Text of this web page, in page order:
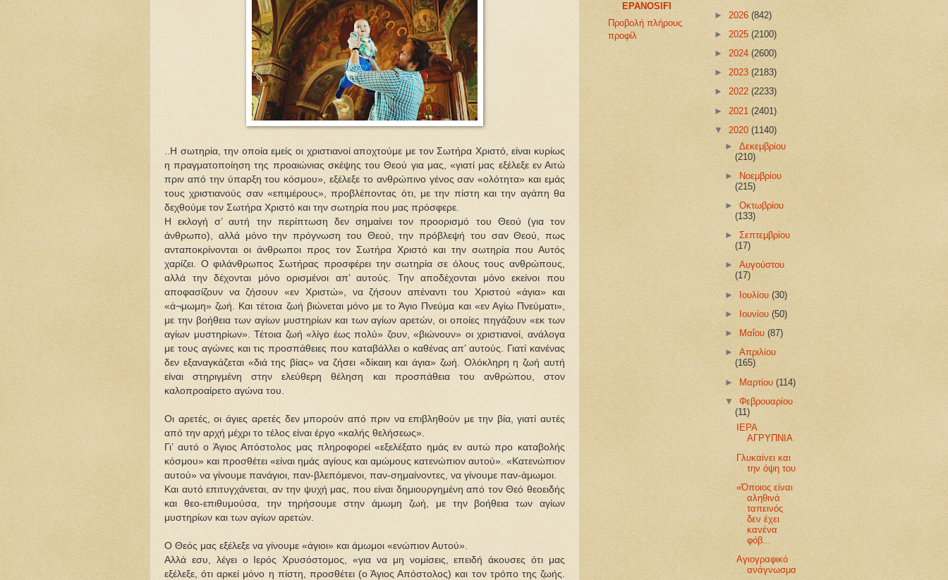
..Η σωτηρία, την οποία εμείς οι χριστιανοί αποχτούμε με τον Σωτήρα Χριστό, είναι κυρίως
η πραγματοποίηση της προαιώνιας σκέψης του Θεού για μας, «γιατί μας εξέλεξε εν Αιτώ
πριν από την ύπαρξη του κόσμου», εξέλεξε το ανθρώπινο γένος σαν «ολότητα» και εμάς
τους χριστιανούς σαν «επιμέρους», προβλέποντας ότι, με την πίστη και την αγάπη θα
δεχθούμε τον Σωτήρα Χριστό και την σωτηρία που μας πρόσφερε.
Η εκλογή σ’ αυτή την περίπτωση δεν σημαίνει τον προορισμό του Θεού (για τον
άνθρωπο), αλλά μόνο την πρόγνωση του Θεού, την πρόβλεψή του σαν Θεού, πως
ανταποκρίνονται οι άνθρωποι προς τον Σωτήρα Χριστό και την σωτηρία που Αυτός
χαρίζει. Ο φιλάνθρωπος Σωτήρας προσφέρει την σωτηρία σε όλους τους ανθρώπους,
αλλά την δέχονται μόνο ορισμένοι απ’ αυτούς. Την αποδέχονται μόνο εκείνοι που
αποφασίζουν να ζήσουν «εν Χριστώ», να ζήσουν απέναντι του Χριστού «άγια» και
«ά¬μωμη» ζωή. Και τέτοια ζωή βιώνεται μόνο με το Άγιο Πνεύμα και «εν Αγίω Πνεύματι»,
με την βοήθεια των αγίων μυστηρίων και των αγίων αρετών, οι οποίες πηγάζουν «εκ των
αγίων μυστηρίων». Τέτοια ζωή «λίγο έως πολύ» ζουν, «βιώνουν» οι χριστιανοί, ανάλογα
με τους αγώνες και τις προσπάθειες που καταβάλλει ο καθένας απ’ αυτούς. Γιατί κανένας
δεν εξαναγκάζεται «διά της βίας» να ζήσει «δίκαιη και άγια» ζωή. Ολόκληρη η ζωή αυτή
είναι στηριγμένη στην ελεύθερη θέληση και προσπάθεια του ανθρώπου, στον
καλοπροαίρετο αγώνα του.
Οι αρετές, οι άγιες αρετές δεν μπορούν από πριν να επιβληθούν με την βία, γιατί αυτές
από την αρχή μέχρι το τέλος είναι έργο «καλής θελήσεως».
Γι’ αυτό ο Άγιος Απόστολος μας πληροφορεί «εξελέξατο ημάς εν αυτώ προ καταβολής
κόσμου» και προσθέτει «είναι ημάς αγίους και αμώμους κατενώπιον αυτού». «Κατενώπιον
αυτού» να γίνουμε πανάγιοι, παν-βλεπόμενοι, παν-σημαίνοντες, να γίνουμε παν-άμωμοι.
Και αυτό επιτυγχάνεται, αν την ψυχή μας, που είναι δημιουργημένη από τον Θεό θεοειδής
και θεο-επιθυμούσα, την τηρήσουμε στην άμωμη ζωή, με την βοήθεια των αγίων
μυστηρίων και των αγίων αρετών.
Ο Θεός μας εξέλεξε να γίνουμε «άγιοι» και άμωμοι «ενώπιον Αυτού».
Αλλά εσυ, λέγει ο Ιερός Χρυσόστομος, «για να μη νομίσεις, επειδή άκουσες ότι μας
εξέλεξε, ότι αρκεί μόνο η πίστη, προσθέτει (ο Άγιος Απόστολος) και τον τρόπο της ζωής.
EPANOSIFI
Προβολή πλήρους
προφίλ
► 2026 (842)
► 2025 (2100)
► 2024 (2600)
► 2023 (2183)
► 2022 (2233)
► 2021 (2401)
▼ 2020 (1140)
►Δεκεμβρίου
(210)
►
Νοεμβρίου
(215)
►Οκτωβρίου
(133)
►Σεπτεμβρίου
(17)
►Αυγούστου
(17)
► Ιουλίου(30)
►
Ιουνίου(50)
►
Μαΐου(87)
►Απριλίου
(165)
► Μαρτίου(114)
▼Φεβρουαρίου
(11)
ΙΕΡΑ
ΑΓΡΥΠΝΙΑ
Γλυκαίνει και
την όψη του
«Όποιος είναι
αληθινά
ταπεινός
δεν έχει
κανένα
φόβ...
Αγιογραφικό
ανάγνωσμα